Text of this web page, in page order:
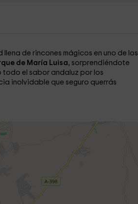
de rincones mágicos en uno de los
de María Luisa, sorprendiéndote
todo el sabor andaluz por los
inolvidable que seguro querrás